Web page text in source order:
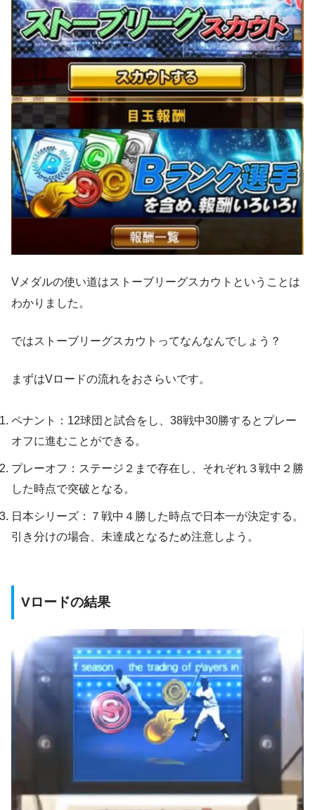
Vメダルの使い道はストーブリーグスカウトということは
わかりました。
ではストーブリーグスカウトってなんなんでしょう？
まずはVロードの流れをおさらいです。
ペナント：12球団と試合をし、38戦中30勝するとプレー
オフに進むことができる。
プレーオフ：ステージ２まで存在し、それぞれ３戦中２勝
した時点で突破となる。
日本シリーズ：７戦中４勝した時点で日本一が決定する。
引き分けの場合、未達成となるため注意しよう。
Vロードの結果